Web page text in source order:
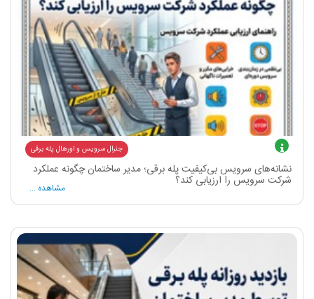
جنرال سرویس و اورهال پله برقی
نشانه‌های سرویس بی‌کیفیت پله برقی؛ مدیر ساختمان چگونه عملکرد
شرکت سرویس را ارزیابی کند؟ مشاهده ...